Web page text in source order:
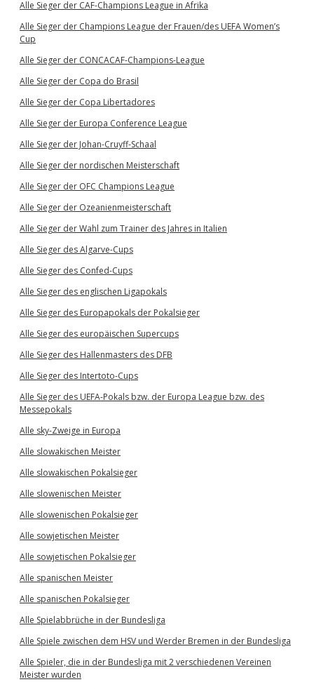
Alle Sieger der CAF-Champions League in Afrika
Alle Sieger der Champions League der Frauen/des UEFA Women’s
Cup
Alle Sieger der CONCACAF-Champions-League
Alle Sieger der Copa do Brasil
Alle Sieger der Copa Libertadores
Alle Sieger der Europa Conference League
Alle Sieger der Johan-Cruyff-Schaal
Alle Sieger der nordischen Meisterschaft
Alle Sieger der OFC Champions League
Alle Sieger der Ozeanienmeisterschaft
Alle Sieger der Wahl zum Trainer des Jahres in Italien
Alle Sieger des Algarve-Cups
Alle Sieger des Confed-Cups
Alle Sieger des englischen Ligapokals
Alle Sieger des Europapokals der Pokalsieger
Alle Sieger des europäischen Supercups
Alle Sieger des Hallenmasters des DFB
Alle Sieger des Intertoto-Cups
Alle Sieger des UEFA-Pokals bzw. der Europa League bzw. des
Messepokals
Alle sky-Zweige in Europa
Alle slowakischen Meister
Alle slowakischen Pokalsieger
Alle slowenischen Meister
Alle slowenischen Pokalsieger
Alle sowjetischen Meister
Alle sowjetischen Pokalsieger
Alle spanischen Meister
Alle spanischen Pokalsieger
Alle Spielabbrüche in der Bundesliga
Alle Spiele zwischen dem HSV und Werder Bremen in der Bundesliga
Alle Spieler, die in der Bundesliga mit 2 verschiedenen Vereinen
Meister wurden